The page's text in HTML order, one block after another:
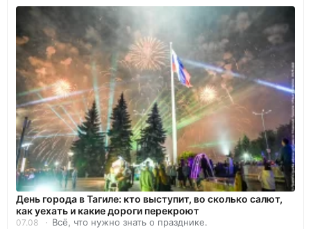
День города в Тагиле: кто выступит, во сколько салют,
как уехать и какие дороги перекроют
07.08 Всё, что нужно знать о празднике.